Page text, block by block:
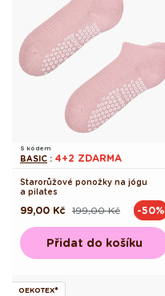
S kódem
BASIC : 4+2 ZDARMA
Starorůžové ponožky na jógu
a pilates
Běžná
199,00 Kč
Výprodejová
99,00 Kč -50%
Přidat do košíku
OEKOTEX®